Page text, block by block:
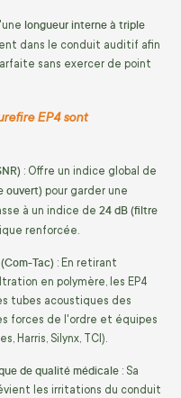
longueur interne à triple
dans le conduit auditif afin
sans exercer de point
EP4 sont
: Offre un indice global de
ouvert) pour garder une
à un indice de 24 dB (filtre
renforcée.
Tac) : En retirant
en polymère, les EP4
tubes acoustiques des
forces de l'ordre et équipes
Harris, Silynx, TCI).
de qualité médicale : Sa
les irritations du conduit